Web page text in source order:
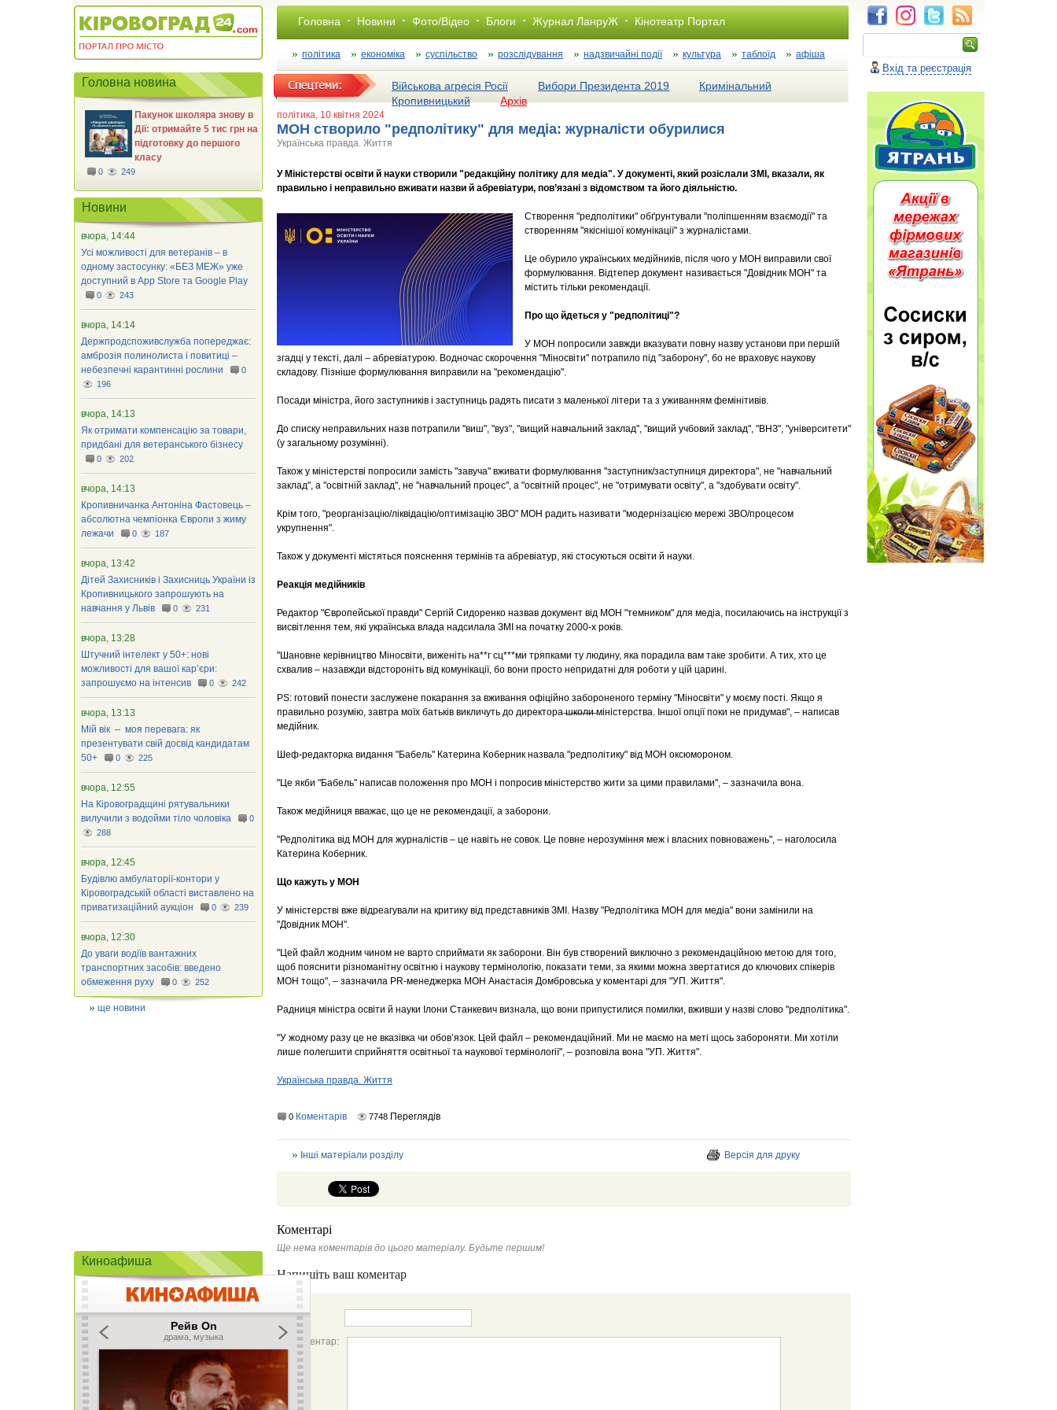
Головна Новини Фото/Відео Блоги Журнал ЛанруЖ Кінотеатр Портал
політика економіка суспільство розслiдування надзвичайні події культура таблоїд афіша
Військова агресія Росії Вибори Президента 2019
Кримінальний
Кропивницький
Архів
політика, 10 квітня 2024
МОН створило "редполітику" для медіа: журналісти обурилися
Українська правда. Життя
У Міністерстві освіти й науки створили "редакційну політику для медіа". У документі, який розіслали ЗМІ, вказали, як
правильно і неправильно вживати назви й абревіатури, пов’язані з відомством та його діяльністю.
Створення "редполітики" обґрунтували "поліпшенням взаємодії" та
створенням "якіснішої комунікації" з журналістами.
Це обурило українських медійників, після чого у МОН виправили свої
формулювання. Відтепер документ називається "Довідник МОН" та
містить тільки рекомендації.
Про що йдеться у "редполітиці"?
У МОН попросили завжди вказувати повну назву установи при першій
згадці у тексті, далі – абревіатурою. Водночас скорочення "Міносвіти" потрапило під "заборону", бо не враховує наукову
складову. Пізніше формулювання виправили на "рекомендацію".
Посади міністра, його заступників і заступниць радять писати з маленької літери та з уживанням фемінітивів.
До списку неправильних назв потрапили "виш", "вуз", "вищий навчальний заклад", "вищий учбовий заклад", "ВНЗ", "університети"
(у загальному розумінні).
Також у міністерстві попросили замість "завуча" вживати формулювання "заступник/заступниця директора", не "навчальний
заклад", а "освітній заклад", не "навчальний процес", а "освітній процес", не "отримувати освіту", а "здобувати освіту".
Крім того, "реорганізацію/ліквідацію/оптимізацію ЗВО" МОН радить називати "модернізацією мережі ЗВО/процесом
укрупнення".
Також у документі містяться пояснення термінів та абревіатур, які стосуються освіти й науки.
Реакція медійників
Редактор "Європейської правди" Сергій Сидоренко назвав документ від МОН "темником" для медіа, посилаючись на інструкції з
висвітлення тем, які українська влада надсилала ЗМІ на початку 2000-х років.
"Шановне керівництво Міносвіти, виженіть на**г сц***ми тряпками ту людину, яка порадила вам таке зробити. А тих, хто це
схвалив – назавжди відстороніть від комунікації, бо вони просто непридатні для роботи у цій царині.
PS: готовий понести заслужене покарання за вживання офіційно забороненого терміну "Міносвіти" у моєму пості. Якщо я
правильно розумію, завтра моїх батьків викличуть до директора ̶ш̶к̶о̶л̶и̶ міністерства. Іншої опції поки не придумав", – написав
медійник.
Шеф-редакторка видання "Бабель" Катерина Коберник назвала "редполітику" від МОН оксюмороном.
"Це якби "Бабель" написав положення про МОН і попросив міністерство жити за цими правилами", – зазначила вона.
Також медійниця вважає, що це не рекомендації, а заборони.
"Редполітика від МОН для журналістів – це навіть не совок. Це повне нерозуміння меж і власних повноважень", – наголосила
Катерина Коберник.
Що кажуть у МОН
У міністерстві вже відреагували на критику від представників ЗМІ. Назву "Редполітика МОН для медіа" вони замінили на
"Довідник МОН".
"Цей файл жодним чином не варто сприймати як заборони. Він був створений виключно з рекомендаційною метою для того,
щоб пояснити різноманітну освітню і наукову термінологію, показати теми, за якими можна звертатися до ключових спікерів
МОН тощо", – зазначила PR-менеджерка МОН Анастасія Домбровська у коментарі для "УП. Життя".
Радниця міністра освіти й науки Ілони Станкевич визнала, що вони припустилися помилки, вживши у назві слово "редполітика".
"У жодному разу це не вказівка чи обов’язок. Цей файл – рекомендаційний. Ми не маємо на меті щось забороняти. Ми хотіли
лише полегшити сприйняття освітньої та наукової термінології", – розповіла вона "УП. Життя".
Українська правда. Життя
0 Коментарів 7748 Переглядів
Інші матеріали розділу Версія для друку
Коментарі
Ще нема коментарів до цього матеріалу. Будьте першим!
Напишіть ваш коментар
Ім'я:
Коментар:
Головна новина
Пакунок школяра знову в
Дії: отримайте 5 тис грн на
підготовку до першого
класу
0 249
Новини
вчора, 14:44
Усі можливості для ветеранів – в
одному застосунку: «БЕЗ МЕЖ» уже
доступний в App Store та Google Play
0 243
вчора, 14:14
Держпродспоживслужба попереджає:
амброзія полинолиста і повитиці –
небезпечні карантинні рослини
0
196
вчора, 14:13
Як отримати компенсацію за товари,
придбані для ветеранського бізнесу
0 202
вчора, 14:13
Кропивничанка Антоніна Фастовець –
абсолютна чемпіонка Європи з жиму
лежачи
0 187
вчора, 13:42
Дітей Захисників і Захисниць України із
Кропивницького запрошують на
навчання у Львів
0 231
вчора, 13:28
Штучний інтелект у 50+: нові
можливості для вашої кар’єри:
запрошуємо на інтенсив
0 242
вчора, 13:13
Мій вік – моя перевага: як
презентувати свій досвід кандидатам
50+
0 225
вчора, 12:55
На Кіровоградщині рятувальники
вилучили з водойми тіло чоловіка
0
288
вчора, 12:45
Будівлю амбулаторії-контори у
Кіровоградській області виставлено на
приватизаційний аукціон
0 239
вчора, 12:30
До уваги водіїв вантажних
транспортних засобів: введено
обмеження руху
0 252
ще новини
Киноафиша
Вхід та реєстрація